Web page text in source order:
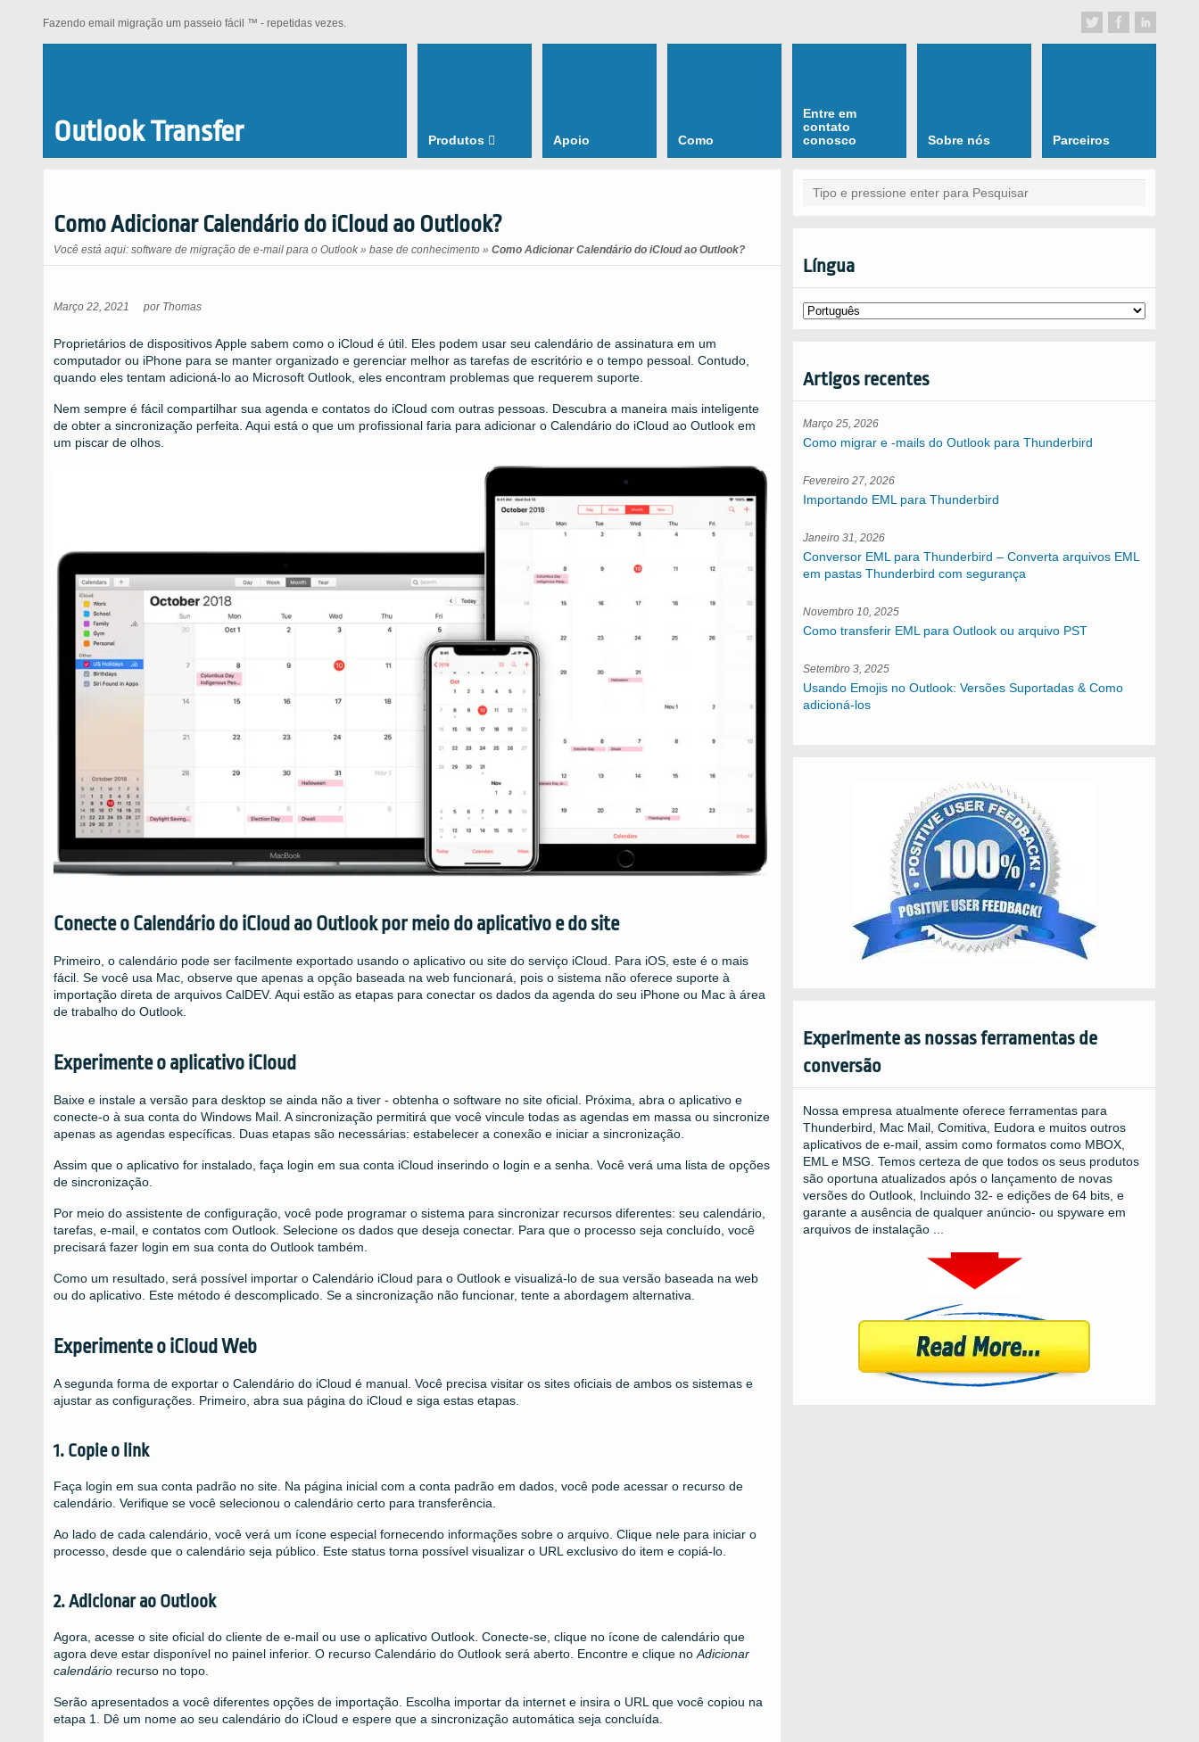
Fazendo email migração um passeio fácil ™ - repetidas vezes.
Outlook Transfer Produtos Apoio Como
Entre em
contato
conosco
Sobre nós Parceiros
Como Adicionar Calendário do iCloud ao Outlook?
Você está aqui: software de migração de e-mail para o Outlook » base de conhecimento » Como Adicionar Calendário do iCloud ao Outlook?
Março 22, 2021 por Thomas
Proprietários de dispositivos Apple sabem como o iCloud é útil. Eles podem usar seu calendário de assinatura em um
computador ou iPhone para se manter organizado e gerenciar melhor as tarefas de escritório e o tempo pessoal. Contudo,
quando eles tentam adicioná-lo ao Microsoft Outlook, eles encontram problemas que requerem suporte.
Nem sempre é fácil compartilhar sua agenda e contatos do iCloud com outras pessoas. Descubra a maneira mais inteligente
de obter a sincronização perfeita. Aqui está o que um profissional faria para adicionar o Calendário do iCloud ao Outlook em
um piscar de olhos.
Conecte o Calendário do iCloud ao Outlook por meio do aplicativo e do site
Primeiro, o calendário pode ser facilmente exportado usando o aplicativo ou site do serviço iCloud. Para iOS, este é o mais
fácil. Se você usa Mac, observe que apenas a opção baseada na web funcionará, pois o sistema não oferece suporte à
importação direta de arquivos CalDEV. Aqui estão as etapas para conectar os dados da agenda do seu iPhone ou Mac à área
de trabalho do Outlook.
Experimente o aplicativo iCloud
Baixe e instale a versão para desktop se ainda não a tiver - obtenha o software no site oficial. Próxima, abra o aplicativo e
conecte-o à sua conta do Windows Mail. A sincronização permitirá que você vincule todas as agendas em massa ou sincronize
apenas as agendas específicas. Duas etapas são necessárias: estabelecer a conexão e iniciar a sincronização.
Assim que o aplicativo for instalado, faça login em sua conta iCloud inserindo o login e a senha. Você verá uma lista de opções
de sincronização.
Por meio do assistente de configuração, você pode programar o sistema para sincronizar recursos diferentes: seu calendário,
tarefas, e-mail, e contatos com Outlook. Selecione os dados que deseja conectar. Para que o processo seja concluído, você
precisará fazer login em sua conta do Outlook também.
Como um resultado, será possível importar o Calendário iCloud para o Outlook e visualizá-lo de sua versão baseada na web
ou do aplicativo. Este método é descomplicado. Se a sincronização não funcionar, tente a abordagem alternativa.
Experimente o iCloud Web
A segunda forma de exportar o Calendário do iCloud é manual. Você precisa visitar os sites oficiais de ambos os sistemas e
ajustar as configurações. Primeiro, abra sua página do iCloud e siga estas etapas.
1. Copie o link
Faça login em sua conta padrão no site. Na página inicial com a conta padrão em dados, você pode acessar o recurso de
calendário. Verifique se você selecionou o calendário certo para transferência.
Ao lado de cada calendário, você verá um ícone especial fornecendo informações sobre o arquivo. Clique nele para iniciar o
processo, desde que o calendário seja público. Este status torna possível visualizar o URL exclusivo do item e copiá-lo.
2. Adicionar ao Outlook
Agora, acesse o site oficial do cliente de e-mail ou use o aplicativo Outlook. Conecte-se, clique no ícone de calendário que
agora deve estar disponível no painel inferior. O recurso Calendário do Outlook será aberto. Encontre e clique no Adicionar
calendário recurso no topo.
Serão apresentados a você diferentes opções de importação. Escolha importar da internet e insira o URL que você copiou na
etapa 1. Dê um nome ao seu calendário do iCloud e espere que a sincronização automática seja concluída.
Língua
Artigos recentes
Março 25, 2026
Como migrar e -mails do Outlook para Thunderbird
Fevereiro 27, 2026
Importando EML para Thunderbird
Janeiro 31, 2026
Conversor EML para Thunderbird – Converta arquivos EML
em pastas Thunderbird com segurança
Novembro 10, 2025
Como transferir EML para Outlook ou arquivo PST
Setembro 3, 2025
Usando Emojis no Outlook: Versões Suportadas & Como
adicioná-los
Experimente as nossas ferramentas de
conversão
Nossa empresa atualmente oferece ferramentas para
Thunderbird, Mac Mail, Comitiva, Eudora e muitos outros
aplicativos de e-mail, assim como formatos como MBOX,
EML e MSG. Temos certeza de que todos os seus produtos
são oportuna atualizados após o lançamento de novas
versões do Outlook, Incluindo 32- e edições de 64 bits, e
garante a ausência de qualquer anúncio- ou spyware em
arquivos de instalação ...